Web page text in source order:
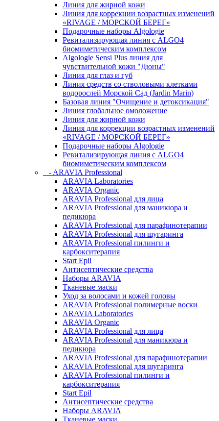
Линия для жирной кожи
Линия для коррекции возрастных изменений
«RIVAGE / МОРСКОЙ БЕРЕГ»
Подарочные наборы Algologie
Ревитализирующая линия с ALGO4
биомиметическим комплексом
Algologie Sensi Plus линия для
чувcтвительной кожи "Дюны"
Линия для глаз и губ
Линия средств со стволовыми клетками
водорослей Морской Сад (Jardin Marin)
Базовая линия "Очищение и детоксикация"
Линия глобальное омоложение
Линия для жирной кожи
Линия для коррекции возрастных изменений
«RIVAGE / МОРСКОЙ БЕРЕГ»
Подарочные наборы Algologie
Ревитализирующая линия с ALGO4
биомиметическим комплексом
- ARAVIA Professional
ARAVIA Laboratories
ARAVIA Organic
ARAVIA Professional для лица
ARAVIA Professional для маникюра и
педикюра
ARAVIA Professional для парафинотерапии
ARAVIA Professional для шугаринга
ARAVIA Professional пилинги и
карбокситерапия
Start Epil
Антисептические средства
Наборы ARAVIA
Тканевые маски
Уход за волосами и кожей головы
ARAVIA Professional полимерные воски
ARAVIA Laboratories
ARAVIA Organic
ARAVIA Professional для лица
ARAVIA Professional для маникюра и
педикюра
ARAVIA Professional для парафинотерапии
ARAVIA Professional для шугаринга
ARAVIA Professional пилинги и
карбокситерапия
Start Epil
Антисептические средства
Наборы ARAVIA
Тканевые маски